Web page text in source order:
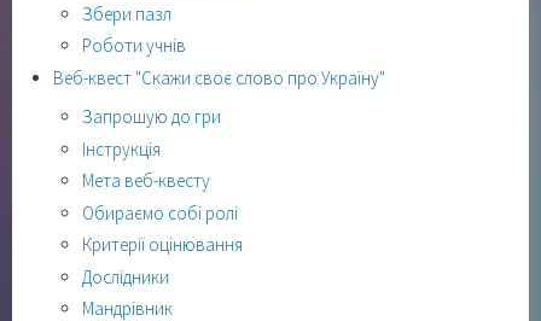
Збери пазл
Роботи учнів
Веб-квест "Скажи своє слово про Україну"
Запрошую до гри
Інструкція
Мета веб-квесту
Обираємо собі ролі
Критерії оцінювання
Дослідники
Мандрівник